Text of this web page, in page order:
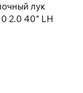
лук
2.0 40" LH